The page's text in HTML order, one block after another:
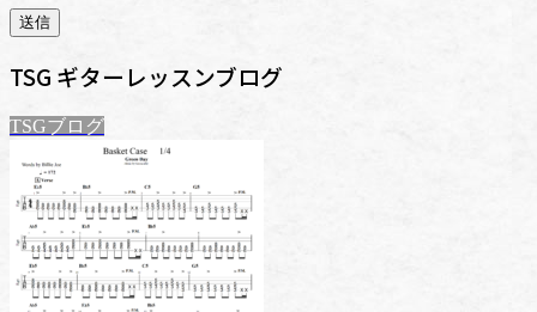
TSG ギターレッスンブログ
TSGブログ